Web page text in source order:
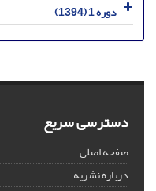
دوره 1 (1394)
دسترسی سریع
صفحه اصلی
درباره نشریه